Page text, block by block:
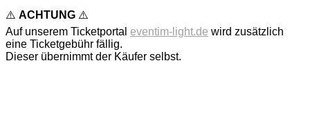
⚠️ ACHTUNG ⚠️
Auf unserem Ticketportal eventim-light.de wird zusätzlich
eine Ticketgebühr fällig.
Dieser übernimmt der Käufer selbst.